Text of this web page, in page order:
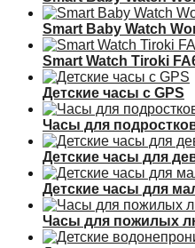
Smart Baby Watch
Smart Watch Tiroki
Детские часы с GPS
Часы для
Детские часы для
Детские часы для
Часы для пожилых